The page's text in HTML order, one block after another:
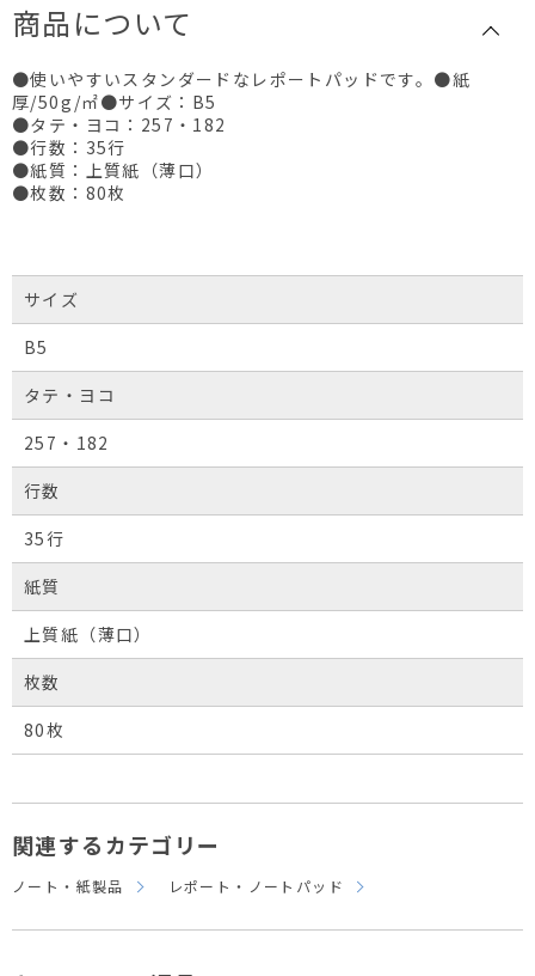
商品について
●使いやすいスタンダードなレポートパッドです。●紙
厚/50g/㎡●サイズ：B5
●タテ・ヨコ：257・182
●行数：35行
●紙質：上質紙（薄口）
●枚数：80枚
サイズ
B5
タテ・ヨコ
257・182
行数
35行
紙質
上質紙（薄口）
枚数
80枚
関連するカテゴリー
ノート・紙製品 レポート・ノートパッド